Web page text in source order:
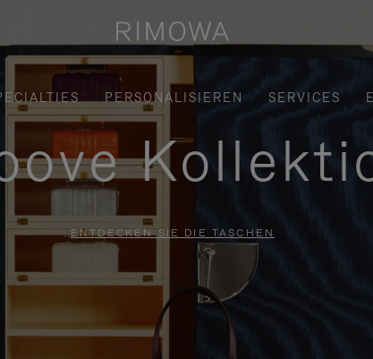
PERSONALISIEREN SERVICES
ENTDECKEN SIE DIE TASCHEN